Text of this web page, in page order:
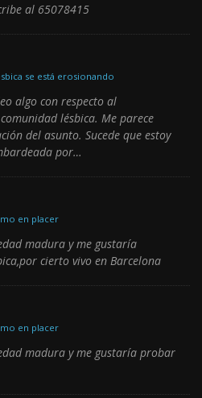
al 65078415
se está erosionando
algo con respecto al
lésbica. Me parece
del asunto. Sucede que estoy
por…
en placer
madura y me gustaría
cierto vivo en Barcelona
en placer
madura y me gustaría probar